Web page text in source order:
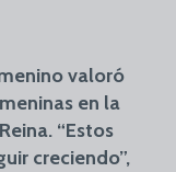
valoró
en la
“Estos
creciendo”,